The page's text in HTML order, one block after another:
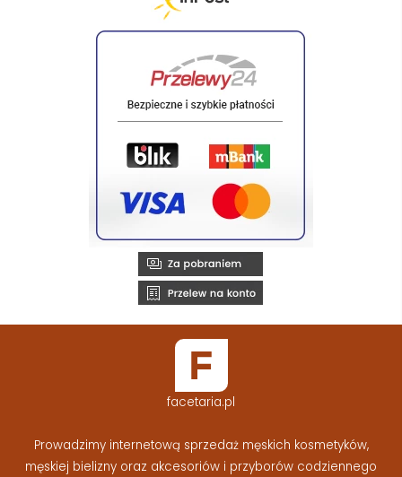
facetaria.pl
Prowadzimy internetową sprzedaż męskich kosmetyków,
męskiej bielizny oraz akcesoriów i przyborów codziennego